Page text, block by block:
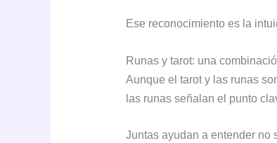
Ese reconocimiento es la
Runas y tarot: una
Aunque el tarot y las runas
las runas señalan el punto
Juntas ayudan a entender no